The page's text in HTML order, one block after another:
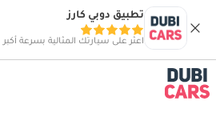
تطبيق دوبي كارز
اعثر على سيارتك المثالية بسرعة أكبر